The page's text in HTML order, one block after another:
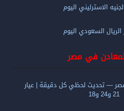
الاسترليني اليوم
السعودي اليوم
في مصر
— تحديث لحظي كل دقيقة | عيار
21 و24 و18